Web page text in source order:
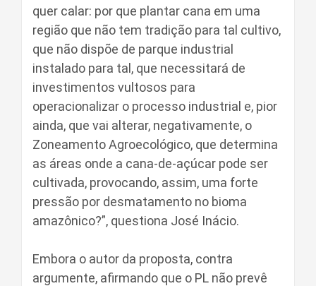
quer calar: por que plantar cana em uma
região que não tem tradição para tal cultivo,
que não dispõe de parque industrial
instalado para tal, que necessitará de
investimentos vultosos para
operacionalizar o processo industrial e, pior
ainda, que vai alterar, negativamente, o
Zoneamento Agroecológico, que determina
as áreas onde a cana-de-açúcar pode ser
cultivada, provocando, assim, uma forte
pressão por desmatamento no bioma
amazônico?”, questiona José Inácio.
Embora o autor da proposta, contra
argumente, afirmando que o PL não prevê